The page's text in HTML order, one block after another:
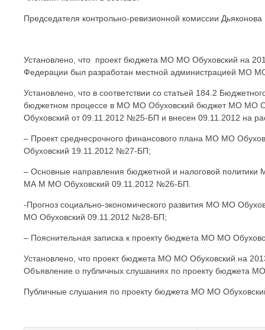
Председателя контрольно-ревизионной комиссии
Установлено, что проект бюджета МО МО Обуховский на
Федерации был разработан местной администрацией МО
Установлено, что в соответствии со статьей 184.2
бюджетном процессе в МО МО Обуховский бюджет МО МО
Обуховский от 09.11.2012 №25-БП и внесен 09.11.2012 на
– Проект среднесрочного финансового плана МО МО
Обуховский 19.11.2012 №27-БП;
– Основные направления бюджетной и налоговой
МА М МО Обуховский 09.11.2012 №26-БП.
-Прогноз социально-экономического развития МО МО
МО Обуховский 09.11.2012 №28-БП;
– Пояснительная записка к проекту бюджета МО МО
Установлено, что проект бюджета МО МО Обуховский на
Объявление о публичных слушаниях по проекту бюджета
Публичные слушания по проекту бюджета МО МО